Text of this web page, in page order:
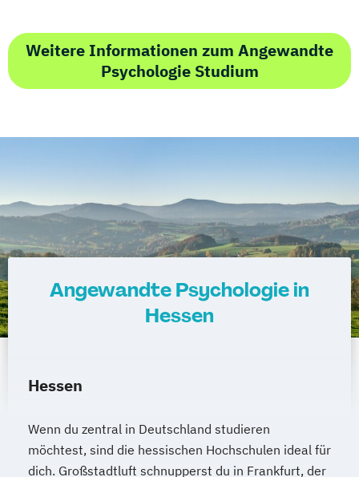
Weitere Informationen zum Angewandte
Psychologie Studium
Angewandte Psychologie in
Hessen
Hessen
Wenn du zentral in Deutschland studieren
möchtest, sind die hessischen Hochschulen ideal für
dich. Großstadtluft schnupperst du in Frankfurt, der